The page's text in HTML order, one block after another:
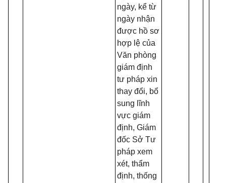
ngày, kể từ
ngày nhận
được hồ sơ
hợp lệ của
Văn phòng
giám định
tư pháp xin
thay đổi, bổ
sung lĩnh
vực giám
định, Giám
đốc Sở Tư
pháp xem
xét, thẩm
định, thống